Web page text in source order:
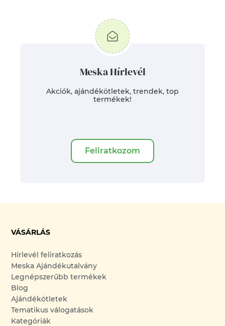
Meska Hírlevél
Akciók, ajándékötletek, trendek, top
termékek!
Feliratkozom
VÁSÁRLÁS
Hírlevél feliratkozás
Meska Ajándékutalvány
Legnépszerűbb termékek
Blog
Ajándékötletek
Tematikus válogatások
Kategóriák